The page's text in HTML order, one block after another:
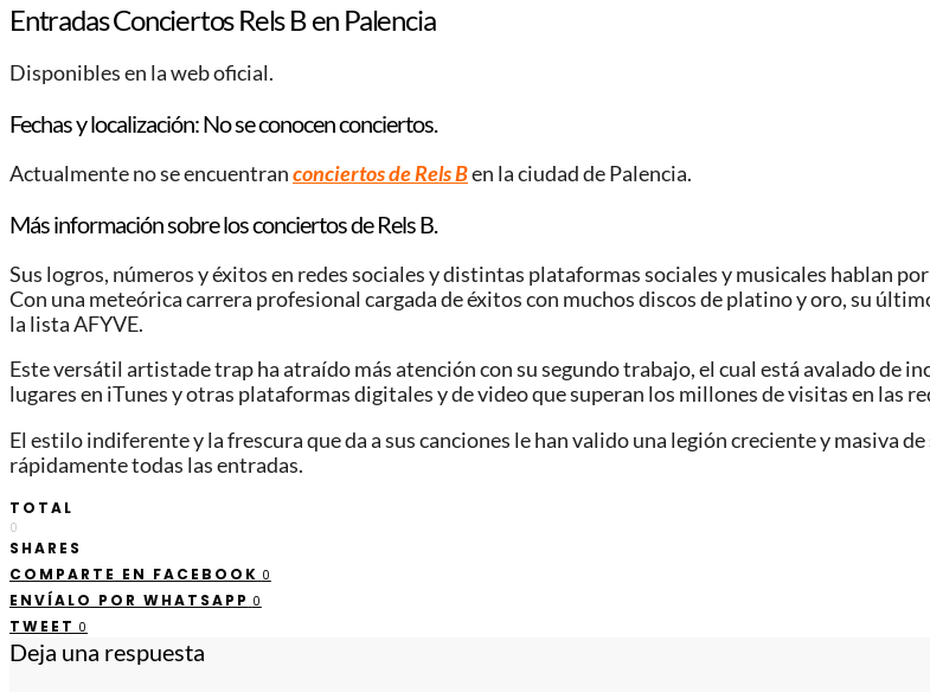
Entradas Conciertos Rels B en Palencia
Disponibles en la web oficial.
Fechas y localización: No se conocen conciertos.
Actualmente no se encuentranconciertos de Rels Ben la ciudad de Palencia.
Más información sobre los conciertos de Rels B.
Sus logros, números y éxitos en redes sociales y distintas plataformas sociales y musicales hablan
Con una meteórica carrera profesional cargada de éxitos con muchos discos de platino y oro, su
la lista AFYVE.
Este versátil artistade trap ha atraído más atención con su segundo trabajo, el cual está avalado de
lugares en iTunes y otras plataformas digitales y de video que superan los millones de visitas en las
El estilo indiferente y la frescura que da a sus canciones le han valido una legión creciente y masiva
rápidamente todas las entradas.
TOTAL
0
SHARES
COMPARTE EN FACEBOOK 0
ENVÍALO POR WHATSAPP 0
TWEET 0
Deja una respuesta